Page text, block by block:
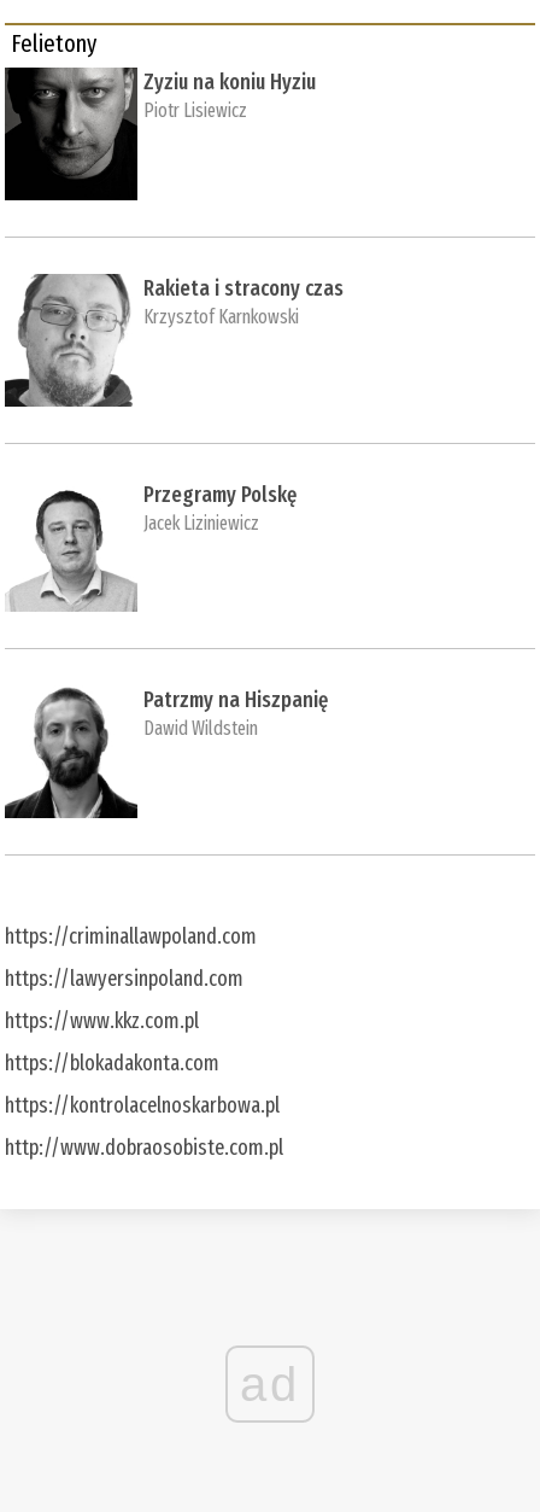
Felietony
Zyziu na koniu Hyziu
Piotr Lisiewicz
Rakieta i stracony czas
Krzysztof Karnkowski
Przegramy Polskę
Jacek Liziniewicz
Patrzmy na Hiszpanię
Dawid Wildstein
https://criminallawpoland.com
https://lawyersinpoland.com
https://www.kkz.com.pl
https://blokadakonta.com
https://kontrolacelnoskarbowa.pl
http://www.dobraosobiste.com.pl
ad